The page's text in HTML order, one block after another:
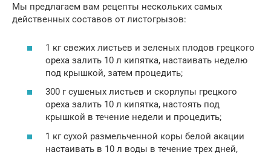
Мы предлагаем вам рецепты нескольких самых
действенных составов от листогрызов:
1 кг свежих листьев и зеленых плодов грецкого
ореха залить 10 л кипятка, настаивать неделю
под крышкой, затем процедить;
300 г сушеных листьев и скорлупы грецкого
ореха залить 10 л кипятка, настоять под
крышкой в течение недели и процедить;
1 кг сухой размельченной коры белой акации
настаивать в 10 л воды в течение трех дней,